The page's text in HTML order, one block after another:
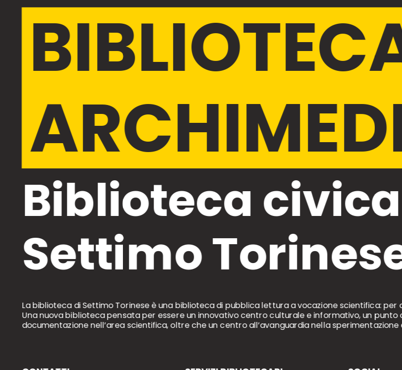
Biblioteca
Settimo
La biblioteca di Settimo Torinese è una biblioteca di pubblica lettura a vocazione scientifica:
Una nuova biblioteca pensata per essere un innovativo centro culturale e informativo, un
documentazione nell’area scientifica, oltre che un centro all’avanguardia nella sperimentazione